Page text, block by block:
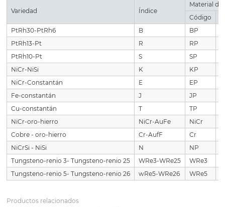
Variedad Índice
Material
Código
PtRh30-PtRh6
B BP
PtRh13-Pt
R RP
PtRh10-Pt
S SP
NiCr-NiSi
K KP
NiCr-Constantán
E EP
Fe-constantán
J JP
Cu-constantán
T TP
NiCr-oro-hierro
NiCr-AuFe NiCr
Cobre - oro-hierro
Cr-AufF Cr
NiCrSi - NiSi
N NP
Tungsteno-renio 3- Tungsteno-renio 25
WRe3-WRe25 WRe3
Tungsteno-renio 5- Tungsteno-renio 26
wRe5-WRe26 WRe5
Productos relacionados